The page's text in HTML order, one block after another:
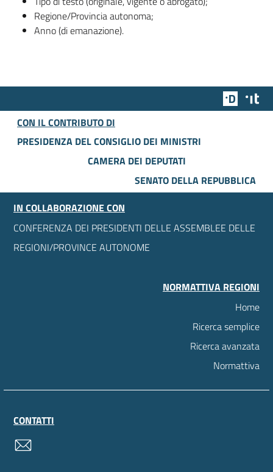
Regione/Provincia autonoma;
Anno (di emanazione).
Team
CON IL CONTRIBUTO DI
PRESIDENZA DEL CONSIGLIO DEI MINISTRI
CAMERA DEI DEPUTATI
SENATO DELLA REPUBBLICA
IN COLLABORAZIONE CON
CONFERENZA DEI PRESIDENTI DELLE ASSEMBLEE DELLE
REGIONI/PROVINCE AUTONOME
NORMATTIVA REGIONI
Home
Ricerca semplice
Ricerca avanzata
Normattiva
CONTATTI